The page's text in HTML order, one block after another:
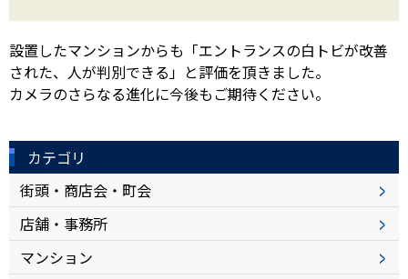
設置したマンションからも「エントランスの白トビが改善
された、人が判別できる」と評価を頂きました。
カメラのさらなる進化に今後もご期待ください。
カテゴリ
街頭・商店会・町会
店舗・事務所
マンション